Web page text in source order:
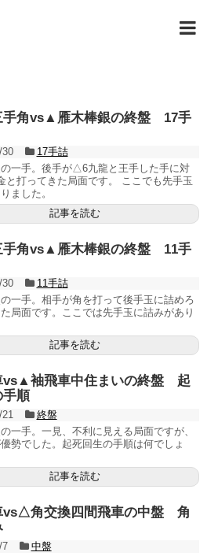
角vs▲雁木棒銀の終盤 17手
30
17手詰
一手。後手が△6九龍と王手した手に対
と打ってきた局面です。 ここでも先手玉
ました。
記事を読む
角vs▲雁木棒銀の終盤 11手
30
11手詰
一手。相手が角を打って後手玉に詰めろ
局面です。ここでは先手玉に詰みがあり
記事を読む
袖飛車中住まいの終盤 起
手順
21
終盤
一手。一見、不利に見える局面ですが、
勢でした。起死回生の手順は何でしょ
記事を読む
vs△角交換四間飛車の中盤 角
7
中盤